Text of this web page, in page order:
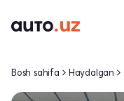
Bosh sahifa Haydalgan